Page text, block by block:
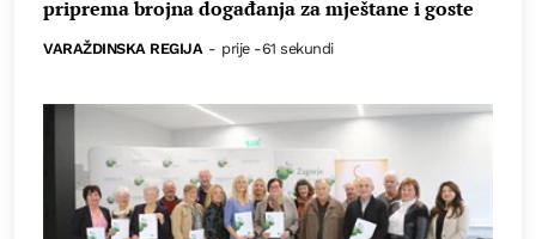
priprema brojna događanja za mještane i goste
VARAŽDINSKA REGIJA - prije -61 sekundi